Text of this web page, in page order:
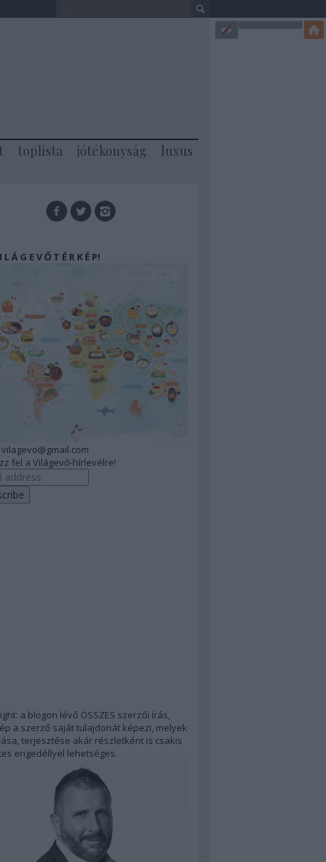
toplista jótékonyság luxus
L Á G E V Ő T É R K É P!
vilagevo@gmail.com
fel a Világevő-hírlevélre!
a blogon lévő ÖSSZES szerzői írás,
a szerző saját tulajdonát képezi, melyek
terjesztése akár részletként is csakis
engedéllyel lehetséges.